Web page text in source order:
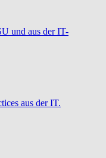
und aus der IT-
aus der IT.